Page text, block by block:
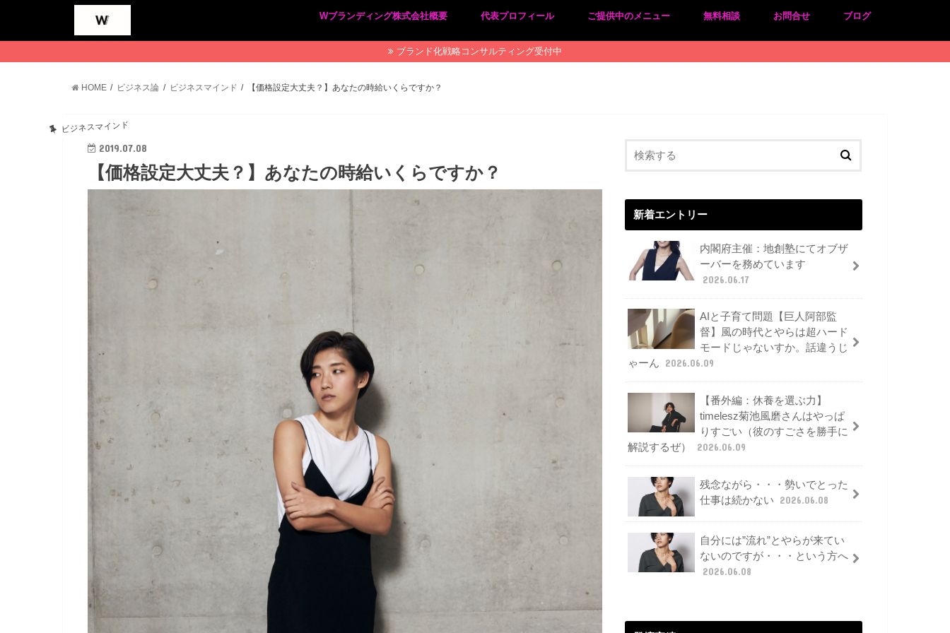
Wブランディング株式会社概要
プライバシーポリシー
特定商取引法に基づく表記
代表プロフィール ご提供中のメニュー 無料相談 お問合せ ブログ
ブランド化戦略コンサルティング受付中
HOME ビジネス論 ビジネスマインド 【価格設定大丈夫？】あなたの時給いくらですか？
ビジネスマインド
2019.07.08
【価格設定大丈夫？】あなたの時給いくらですか？
新着エントリー
内閣府主催：地創塾にてオブザ
ーバーを務めています
2026.06.17
AIと子育て問題【巨人阿部監
督】風の時代とやらは超ハード
モードじゃないすか。話違うじ
ゃーん
2026.06.09
【番外編：休養を選ぶ力】
timelesz菊池風磨さんはやっぱ
りすごい（彼のすごさを勝手に
解説するぜ）
2026.06.09
残念ながら・・・勢いでとった
仕事は続かない
2026.06.08
自分には”流れ”とやらが来てい
ないのですが・・・という方へ
2026.06.08